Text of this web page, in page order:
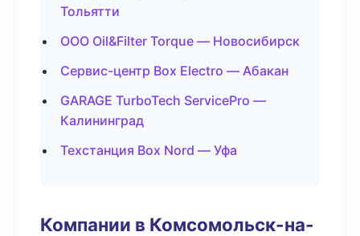
Тольятти
ООО Oil&Filter Torque — Новосибирск
Сервис-центр Box Electro — Абакан
GARAGE TurboTech ServicePro —
Калининград
Техстанция Box Nord — Уфа
Компании в Комсомольск-на-